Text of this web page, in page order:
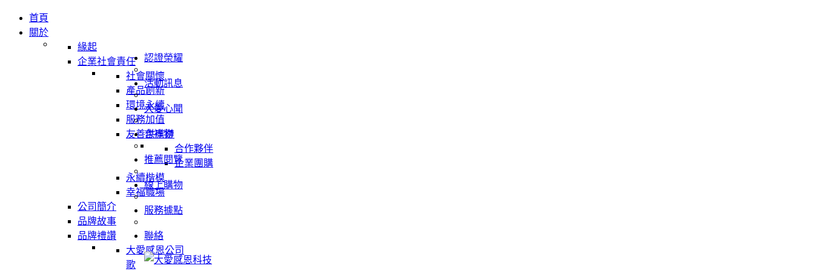
首頁
關於
緣起
企業社會責任
社會關懷
產品創新
環境永續
服務加值
友善供應鏈
合作夥伴
企業團購
永續楷模
幸福職場
公司簡介
品牌故事
品牌禮讚
大愛感恩公司
歌
認證榮耀
活動訊息
大愛心聞
吉祥物
推薦閱覽
線上購物
服務據點
聯絡